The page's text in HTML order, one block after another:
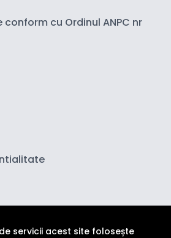
cu Ordinul ANPC nr
servicii acest site folosește